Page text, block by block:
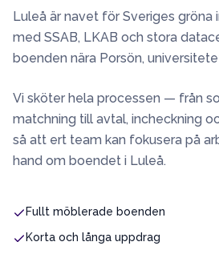
Luleå är navet för Sveriges gröna
med SSAB, LKAB och stora
boenden nära Porsön,
Vi sköter hela processen — från
matchning till avtal, incheckning
så att ert team kan fokusera på
hand om boendet i Luleå.
Fullt möblerade boenden
Korta och långa uppdrag